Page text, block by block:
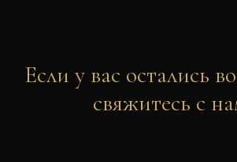
Если у вас остались
свяжитесь с